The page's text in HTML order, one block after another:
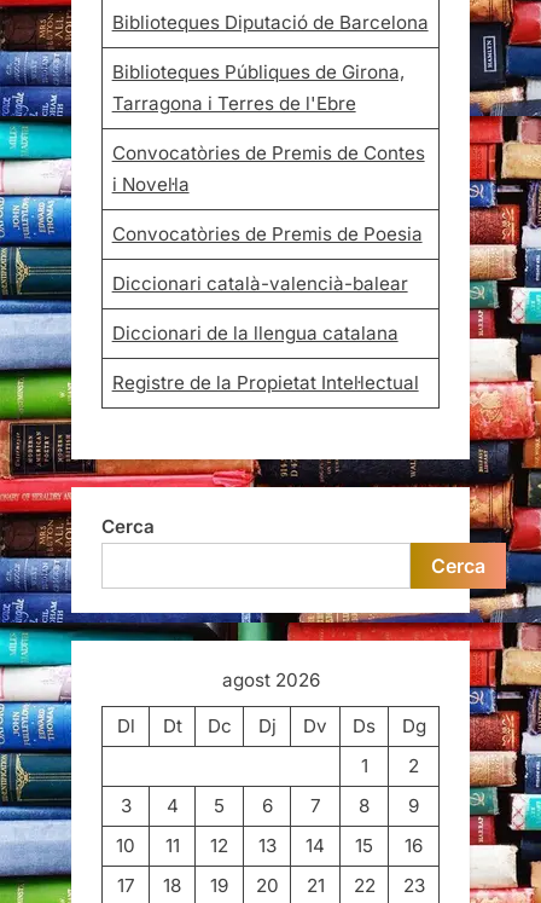
Biblioteques Diputació de Barcelona
Biblioteques Públiques de Girona,
Tarragona i Terres de l'Ebre
Convocatòries de Premis de Contes
i Novel·la
Convocatòries de Premis de Poesia
Diccionari català-valencià-balear
Diccionari de la llengua catalana
Registre de la Propietat Intel·lectual
Cerca
Cerca
agost 2026
Dl
Dt Dc Dj Dv Ds
Dg
1
2
3
4 5 6 7 8
9
10
11 12 13 14 15
16
17
18 19 20 21 22 23